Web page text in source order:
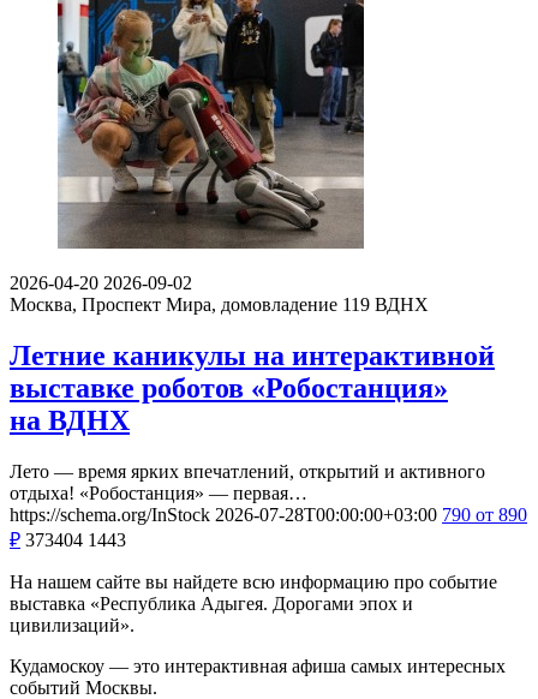
2026-04-20 2026-09-02
Москва, Проспект Мира, домовладение 119 ВДНХ
Летние каникулы на интерактивной
выставке роботов «Робостанция»
на ВДНХ
Лето — время ярких впечатлений, открытий и активного
отдыха! «Робостанция» — первая…
https://schema.org/InStock 2026-07-28T00:00:00+03:00 790 от 890
₽ 373404 1443
На нашем сайте вы найдете всю информацию про событие
выставка «Республика Адыгея. Дорогами эпох и
цивилизаций».
Кудамоскоу — это интерактивная афиша самых интересных
событий Москвы.